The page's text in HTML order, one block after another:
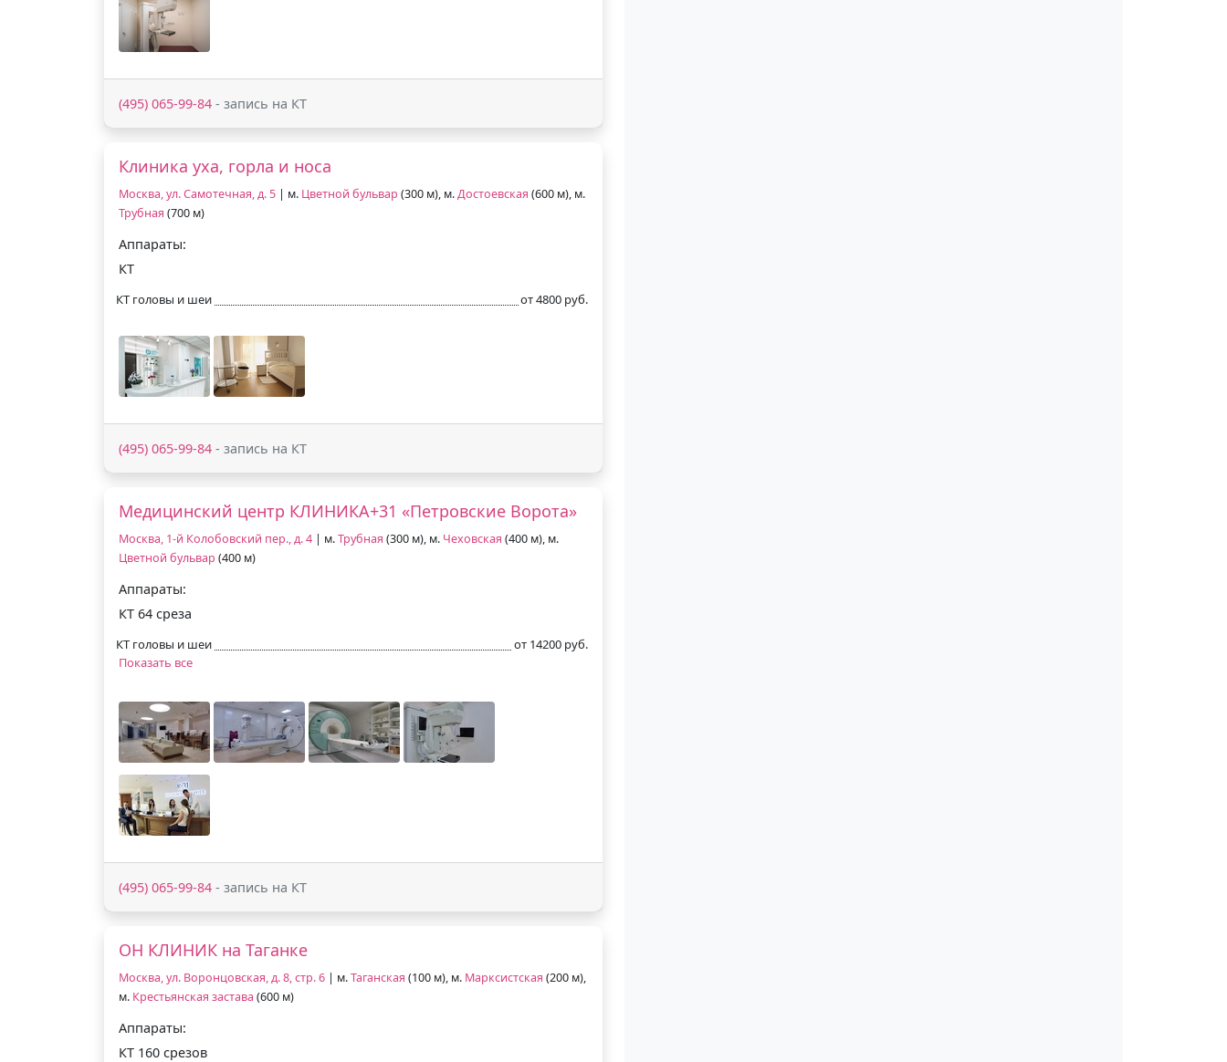
(495) 065-99-84 - запись на КТ
Клиника уха, горла и носа
Москва, ул. Самотечная, д. 5 | м. Цветной бульвар (300 м), м.Достоевская (600 м), м.
Трубная (700 м)
Аппараты:
КТ
КТ головы и шеи от 4800 руб.
(495) 065-99-84 - запись на КТ
Медицинский центр КЛИНИКА+31 «Петровские Ворота»
Москва, 1-й Колобовский пер., д. 4 | м.Трубная (300 м), м. Чеховская (400 м), м.
Цветной бульвар (400 м)
Аппараты:
КТ 64 среза
КТ головы и шеи
от 14200 руб.
Показать все
(495) 065-99-84 - запись на КТ
ОН КЛИНИК на Таганке
Москва, ул. Воронцовская, д. 8, стр. 6 | м.Таганская (100 м), м. Марксистская (200 м),
м. Крестьянская застава (600 м)
Аппараты:
КТ 160 срезов